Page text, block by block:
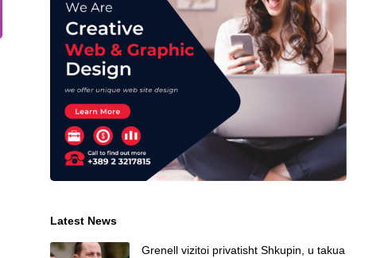
Latest News
Grenell vizitoi privatisht Shkupin, u takua